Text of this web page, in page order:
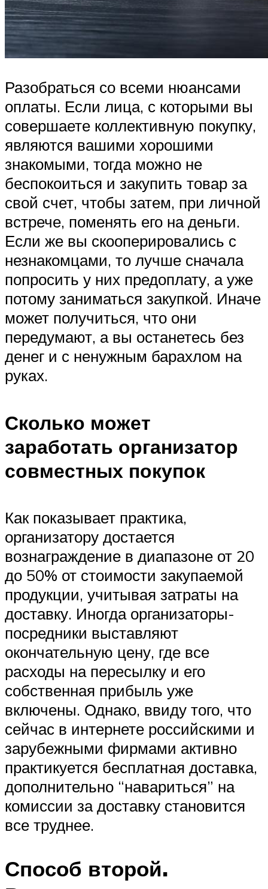
Разобраться со всеми нюансами
оплаты. Если лица, с которыми вы
совершаете коллективную покупку,
являются вашими хорошими
знакомыми, тогда можно не
беспокоиться и закупить товар за
свой счет, чтобы затем, при личной
встрече, поменять его на деньги.
Если же вы скооперировались с
незнакомцами, то лучше сначала
попросить у них предоплату, а уже
потому заниматься закупкой. Иначе
может получиться, что они
передумают, а вы останетесь без
денег и с ненужным барахлом на
руках.
Сколько может
заработать организатор
совместных покупок
Как показывает практика,
организатору достается
вознаграждение в диапазоне от 20
до 50% от стоимости закупаемой
продукции, учитывая затраты на
доставку. Иногда организаторы-
посредники выставляют
окончательную цену, где все
расходы на пересылку и его
собственная прибыль уже
включены. Однако, ввиду того, что
сейчас в интернете российскими и
зарубежными фирмами активно
практикуется бесплатная доставка,
дополнительно “навариться” на
комиссии за доставку становится
все труднее.
Способ второй.